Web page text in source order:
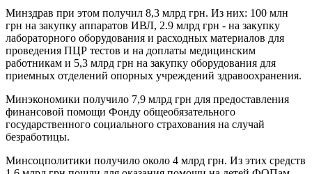
Минздрав при этом получил 8,3 млрд грн. Из них: 100 млн
грн на закупку аппаратов ИВЛ, 2.9 млрд грн - на закупку
лабораторного оборудования и расходных материалов для
проведения ПЦР тестов и на доплаты медицинским
работникам и 5,3 млрд грн на закупку оборудования для
приемных отделений опорных учреждений здравоохранения.
Минэкономики получило 7,9 млрд грн для предоставления
финансовой помощи Фонду общеобязательного
государственного социального страхования на случай
безработицы.
Минсоцполитики получило около 4 млрд грн. Из этих средств